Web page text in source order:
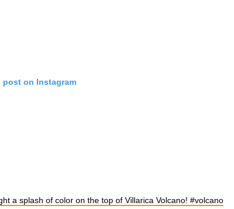
post on Instagram
a splash of color on the top of Villarica Volcano! #volcano